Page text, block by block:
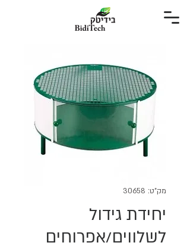
מק"ט: 30658
יחידת גידול
לשלווים/אפרוחים